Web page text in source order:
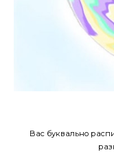
Вас буквально